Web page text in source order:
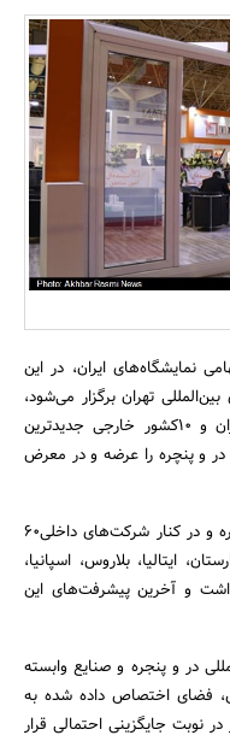
بانک، بیمه و سرمایه
مسکن و ساختمان
نمایشگاه‌های ایران، در این
تهران برگزار می‌شود،
بیش از ۴۰۰ شرکت از جمهوری اسلامی ایران و ۱۰کشور خارجی جدید‌ترین
و پنچره را عرضه و در معرض
در هشتمین نمایشگاه بین المللی درب و پنجره و در کنار شرکت‌های داخلی۶۰
ایتالیا، بلاروس، اسپانیا،
و آخرین پیشرفت‌های این
در و پنجره و صنایع وابسته
فضای اختصاص داده شده به
و بیش از ۵۰ شرکت نیز در نوبت جایگزینی احتمالی قرار